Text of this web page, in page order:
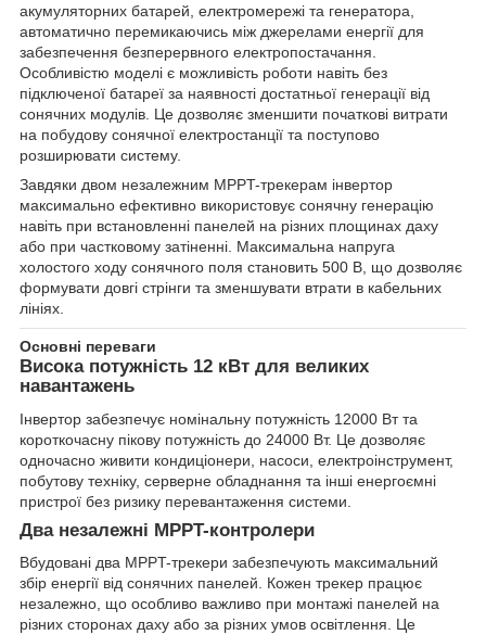
акумуляторних батарей, електромережі та генератора,
автоматично перемикаючись між джерелами енергії для
забезпечення безперервного електропостачання.
Особливістю моделі є можливість роботи навіть без
підключеної батареї за наявності достатньої генерації від
сонячних модулів. Це дозволяє зменшити початкові витрати
на побудову сонячної електростанції та поступово
розширювати систему.
Завдяки двом незалежним MPPT-трекерам інвертор
максимально ефективно використовує сонячну генерацію
навіть при встановленні панелей на різних площинах даху
або при частковому затіненні. Максимальна напруга
холостого ходу сонячного поля становить 500 В, що дозволяє
формувати довгі стрінги та зменшувати втрати в кабельних
лініях.
Основні переваги
Висока потужність 12 кВт для великих
навантажень
Інвертор забезпечує номінальну потужність 12000 Вт та
короткочасну пікову потужність до 24000 Вт. Це дозволяє
одночасно живити кондиціонери, насоси, електроінструмент,
побутову техніку, серверне обладнання та інші енергоємні
пристрої без ризику перевантаження системи.
Два незалежні MPPT-контролери
Вбудовані два MPPT-трекери забезпечують максимальний
збір енергії від сонячних панелей. Кожен трекер працює
незалежно, що особливо важливо при монтажі панелей на
різних сторонах даху або за різних умов освітлення. Це